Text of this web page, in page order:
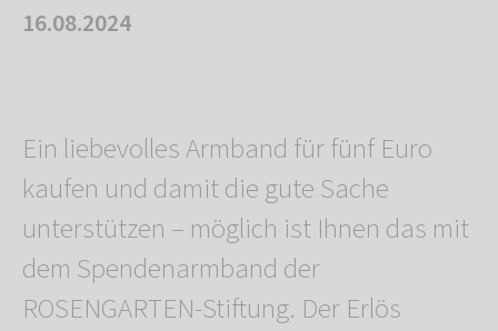
16.08.2024
Ein liebevolles Armband für fünf Euro
kaufen und damit die gute Sache
unterstützen – möglich ist Ihnen das mit
dem Spendenarmband der
ROSENGARTEN-Stiftung. Der Erlös